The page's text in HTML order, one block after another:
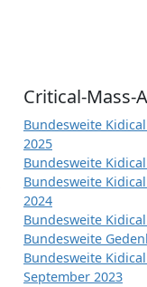
Critical-Mass-
Bundesweite
2025
Bundesweite
Bundesweite
2024
Bundesweite
Bundesweite
Bundesweite
September 2023